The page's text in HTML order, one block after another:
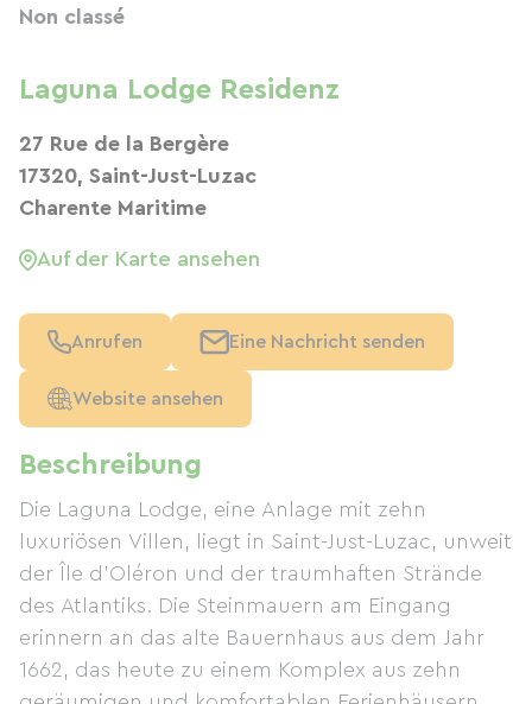
Beschreibung
Die Laguna Lodge, eine Anlage mit zehn
luxuriösen Villen, liegt in Saint-Just-Luzac, unweit
der Île d'Oléron und der traumhaften Strände
des Atlantiks. Die Steinmauern am Eingang
erinnern an das alte Bauernhaus aus dem Jahr
1662, das heute zu einem Komplex aus zehn
Non classé
Laguna Lodge Residenz
27 Rue de la Bergère
17320, Saint-Just-Luzac
Charente Maritime
Auf der Karte ansehen
Anrufen Eine Nachricht senden
Website ansehen